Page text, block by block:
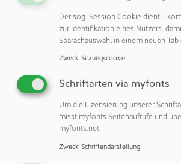
validieren, die die Herausforderungen
des Halbleiterdesigns der nächsten
widerspiegeln.
Barrieren für Lernen und Erkundung
Durch die kostenlose Bereitstellung
Funktionen für akademische Forscher,
Designteams senkt NanoIC die Hürden
erheblich, fördert die Entwicklung von
Der sog. Session Cookie dient -
zur Identifikation eines Nutzers,
Sparachauswahl in einem neuen
Zweck: Sitzungscookie
Schriftarten via myfonts
Um die Lizensierung unserer
misst myfonts Seitenaufrufe und
myfonts.net.
Zweck: Schriftendarstellung